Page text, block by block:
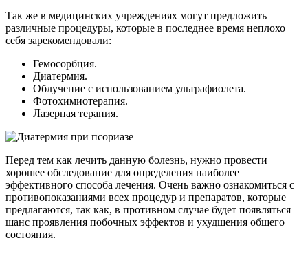
Так же в медицинских учреждениях могут предложить
различные процедуры, которые в последнее время неплохо
себя зарекомендовали:
Гемосорбция.
Диатермия.
Облучение с использованием ультрафиолета.
Фотохимиотерапия.
Лазерная терапия.
Перед тем как лечить данную болезнь, нужно провести
хорошее обследование для определения наиболее
эффективного способа лечения. Очень важно ознакомиться с
противопоказаниями всех процедур и препаратов, которые
предлагаются, так как, в противном случае будет появляться
шанс проявления побочных эффектов и ухудшения общего
состояния.